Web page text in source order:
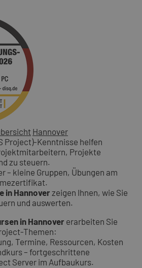
Hannover
Project)-Kenntnisse helfen
Projekte
zu steuern.
– kleine Gruppen, Übungen am
in Hannoverzeigen Ihnen, wie Sie
und auswerten.
in Hannover erarbeiten Sie
Themen:
Termine, Ressourcen, Kosten
– fortgeschrittene
Server im Aufbaukurs.